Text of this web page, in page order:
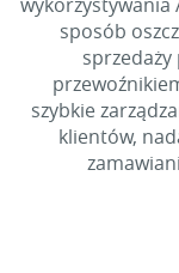
sposób
sprzedaży
szybkie
klientów,